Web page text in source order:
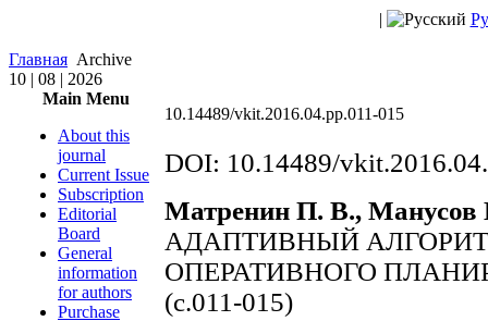
|
Главная Archive
10 | 08 | 2026
Main Menu
About this
journal
Current Issue
Subscription
Editorial
Board
General
information
for authors
Purchase
10.14489/vkit.2016.04.pp.011-015
DOI: 10.14489/
Матренин П. В., Манусов
АДАПТИВНЫЙ
ОПЕРАТИВНОГО
(c.011-015)